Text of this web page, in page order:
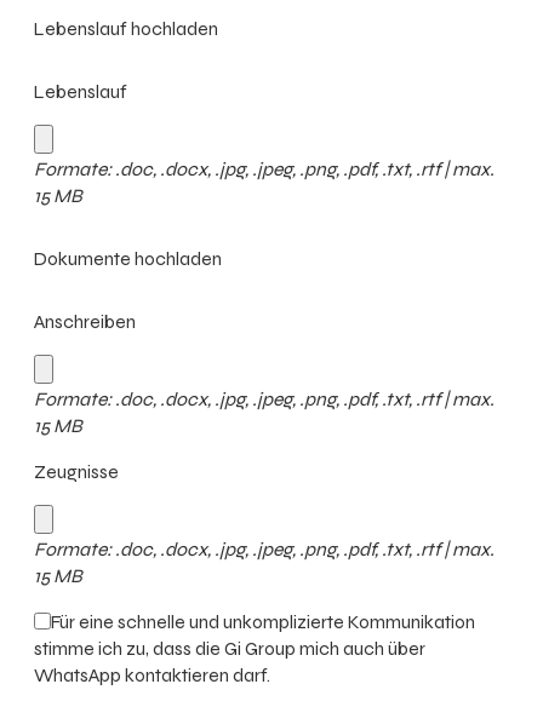
Lebenslauf hochladen
Lebenslauf
Formate: .doc, .docx, .jpg, .jpeg, .png, .pdf, .txt, .rtf | max.
15 MB
Dokumente hochladen
Anschreiben
Formate: .doc, .docx, .jpg, .jpeg, .png, .pdf, .txt, .rtf | max.
15 MB
Zeugnisse
Formate: .doc, .docx, .jpg, .jpeg, .png, .pdf, .txt, .rtf | max.
15 MB
Für eine schnelle und unkomplizierte Kommunikation
stimme ich zu, dass die Gi Group mich auch über
WhatsApp kontaktieren darf.